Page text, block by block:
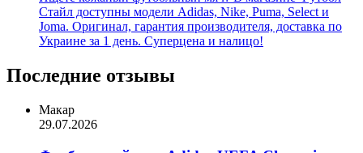
Стайл доступны модели Adidas, Nike, Puma, Select и
Joma. Оригинал, гарантия производителя, доставка по
Украине за 1 день. Суперцена и налицо!
Последние отзывы
Макар
29.07.2026